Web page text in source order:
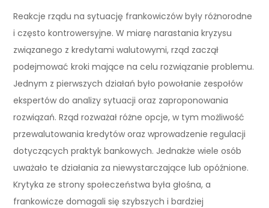
Reakcje rządu na sytuację frankowiczów były różnorodne
i często kontrowersyjne. W miarę narastania kryzysu
związanego z kredytami walutowymi, rząd zaczął
podejmować kroki mające na celu rozwiązanie problemu.
Jednym z pierwszych działań było powołanie zespołów
ekspertów do analizy sytuacji oraz zaproponowania
rozwiązań. Rząd rozważał różne opcje, w tym możliwość
przewalutowania kredytów oraz wprowadzenie regulacji
dotyczących praktyk bankowych. Jednakże wiele osób
uważało te działania za niewystarczające lub opóźnione.
Krytyka ze strony społeczeństwa była głośna, a
frankowicze domagali się szybszych i bardziej